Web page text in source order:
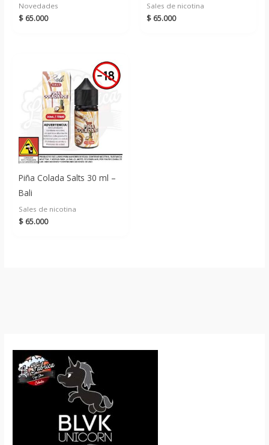
Novedades
$ 65.000
Sales de nicotina
$ 65.000
Piña Colada Salts 30 ml –
Bali
Sales de nicotina
$ 65.000